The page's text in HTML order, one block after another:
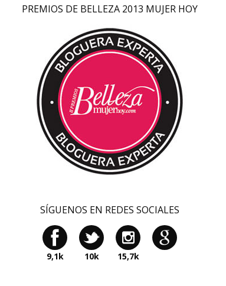
PREMIOS DE BELLEZA 2013 MUJER HOY
SÍGUENOS EN REDES SOCIALES
9,1k 10k 15,7k